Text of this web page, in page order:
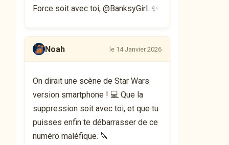
Force soit avec toi, @BanksyGirl. ✨
Noah le 14 Janvier 2026
On dirait une scène de Star Wars
version smartphone ! 💻 Que la
suppression soit avec toi, et que tu
puisses enfin te débarrasser de ce
numéro maléfique. 🔪